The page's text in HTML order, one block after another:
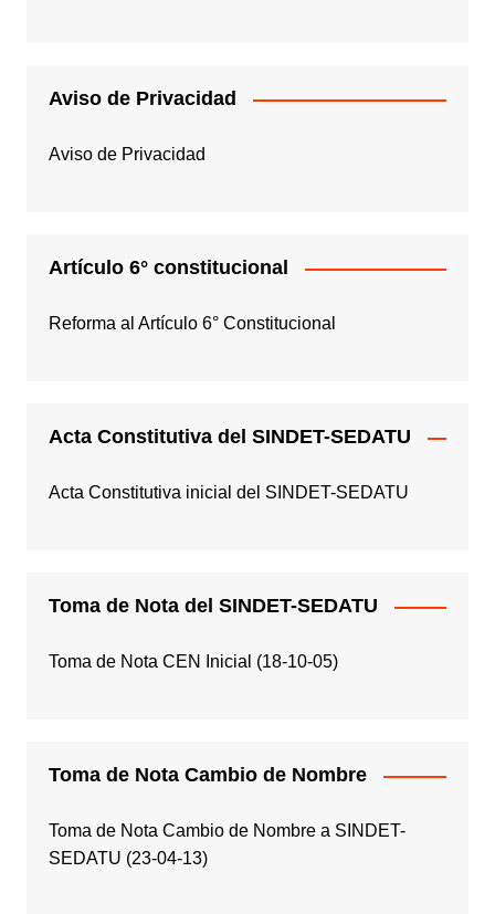
Aviso de Privacidad
Aviso de Privacidad
Artículo 6° constitucional
Reforma al Artículo 6° Constitucional
Acta Constitutiva del SINDET-SEDATU
Acta Constitutiva inicial del SINDET-SEDATU
Toma de Nota del SINDET-SEDATU
Toma de Nota CEN Inicial (18-10-05)
Toma de Nota Cambio de Nombre
Toma de Nota Cambio de Nombre a SINDET-
SEDATU (23-04-13)